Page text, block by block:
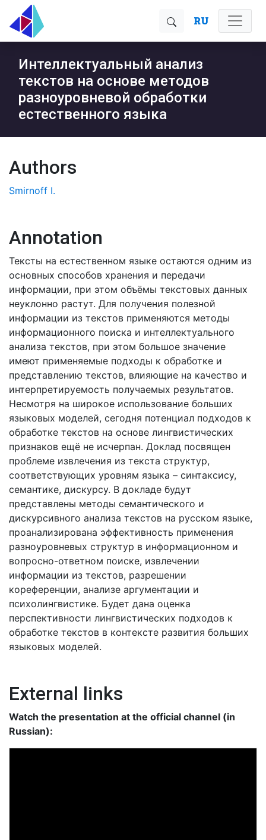
RU
Интеллектуальный анализ
текстов на основе методов
разноуровневой обработки
естественного языка
Authors
Smirnoff I.
Annotation
Тексты на естественном языке остаются одним из
основных способов хранения и передачи
информации, при этом объёмы текстовых данных
неуклонно растут. Для получения полезной
информации из текстов применяются методы
информационного поиска и интеллектуального
анализа текстов, при этом большое значение
имеют применяемые подходы к обработке и
представлению текстов, влияющие на качество и
интерпретируемость получаемых результатов.
Несмотря на широкое использование больших
языковых моделей, сегодня потенциал подходов к
обработке текстов на основе лингвистических
признаков ещё не исчерпан. Доклад посвящен
проблеме извлечения из текста структур,
соответствующих уровням языка – синтаксису,
семантике, дискурсу. В докладе будут
представлены методы семантического и
дискурсивного анализа текстов на русском языке,
проанализирована эффективность применения
разноуровневых структур в информационном и
вопросно-ответном поиске, извлечении
информации из текстов, разрешении
кореференции, анализе аргументации и
психолингвистике. Будет дана оценка
перспективности лингвистических подходов к
обработке текстов в контексте развития больших
языковых моделей.
External links
Watch the presentation at the official channel (in
Russian):